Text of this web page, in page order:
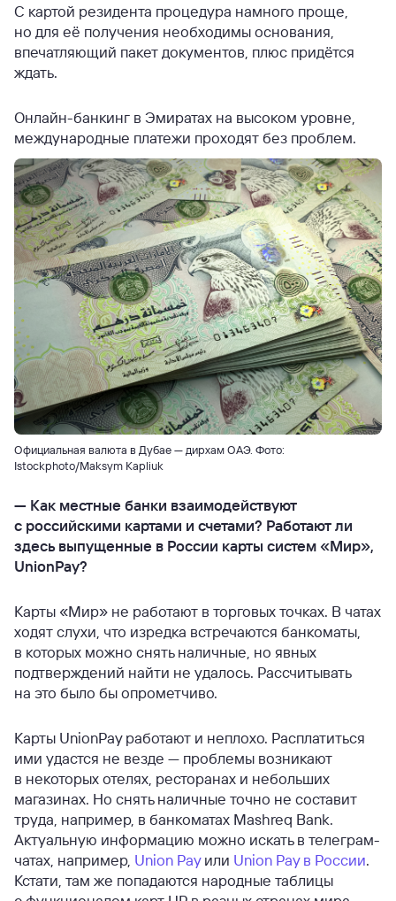
С картой резидента процедура намного проще,
но для её получения необходимы основания,
впечатляющий пакет документов, плюс придётся
ждать.
Онлайн-банкинг в Эмиратах на высоком уровне,
международные платежи проходят без проблем.
Официальная валюта в Дубае — дирхам ОАЭ. Фото:
Istockphoto/Maksym Kapliuk
— Как местные банки взаимодействуют
с российскими картами и счетами? Работают ли
здесь выпущенные в России карты систем «Мир»,
UnionPay?
Карты «Мир» не работают в торговых точках. В чатах
ходят слухи, что изредка встречаются банкоматы,
в которых можно снять наличные, но явных
подтверждений найти не удалось. Рассчитывать
на это было бы опрометчиво.
Карты UnionPay работают и неплохо. Расплатиться
ими удастся не везде — проблемы возникают
в некоторых отелях, ресторанах и небольших
магазинах. Но снять наличные точно не составит
труда, например, в банкоматах Mashreq Bank.
Актуальную информацию можно искать в телеграм-
чатах, например, Union Payили Union Pay в России.
Кстати, там же попадаются народные таблицы